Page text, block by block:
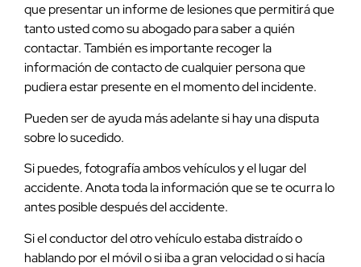
que presentar un informe de lesiones que permitirá que
tanto usted como su abogado para saber a quién
contactar. También es importante recoger la
información de contacto de cualquier persona que
pudiera estar presente en el momento del incidente.
Pueden ser de ayuda más adelante si hay una disputa
sobre lo sucedido.
Si puedes, fotografía ambos vehículos y el lugar del
accidente. Anota toda la información que se te ocurra lo
antes posible después del accidente.
Si el conductor del otro vehículo estaba distraído o
hablando por el móvil o si iba a gran velocidad o si hacía